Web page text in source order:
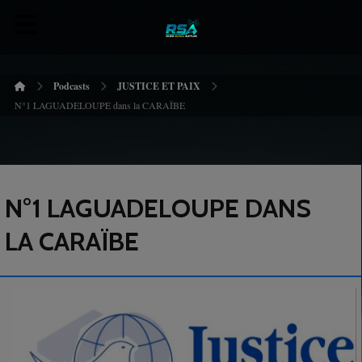
Podcasts JUSTICE ET PAIX
N°1 LAGUADELOUPE dans la CARAÏBE
N°1 LAGUADELOUPE DANS
LA CARAÏBE